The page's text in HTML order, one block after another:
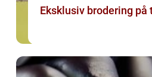
Eksklusiv brodering på